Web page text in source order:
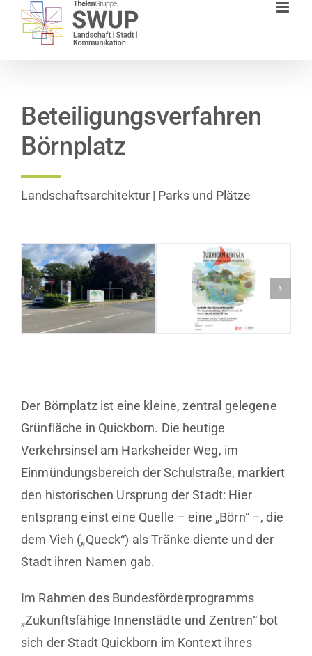
Zum
Inhalt
Beteiligungsverfahren
Börnplatz
Landschaftsarchitektur | Parks und Plätze
Der Börnplatz ist eine kleine, zentral gelegene
Grünfläche in Quickborn. Die heutige
Verkehrsinsel am Harksheider Weg, im
Einmündungsbereich der Schulstraße, markiert
den historischen Ursprung der Stadt: Hier
entsprang einst eine Quelle – eine „Börn“ –, die
dem Vieh („Queck“) als Tränke diente und der
Stadt ihren Namen gab.
Im Rahmen des Bundesförderprogramms
„Zukunftsfähige Innenstädte und Zentren“ bot
sich der Stadt Quickborn im Kontext ihres